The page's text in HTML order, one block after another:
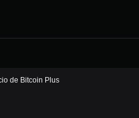
de Bitcoin Plus